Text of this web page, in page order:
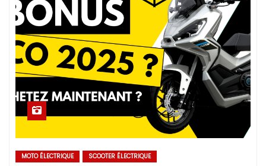
MOTO ÉLECTRIQUE SCOOTER ÉLECTRIQUE